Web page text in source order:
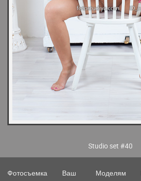
Studio set #40
Фотосъемка
Ваш
Моделям